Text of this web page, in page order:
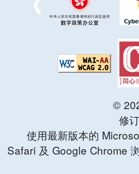
©
修
使用最新版本的
Safari 及 Google Chrome